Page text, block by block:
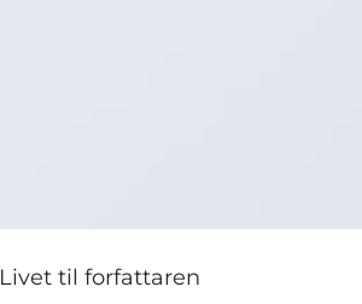
Livet til forfattaren